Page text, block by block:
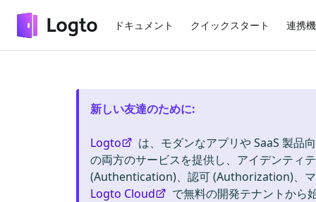
ドキュメント クイックスタート 連携
新しい友達のために:
Logto
は、モダンなアプリや SaaS 製品
の両方のサービスを提供し、アイデンティ
(Authentication)、認可 (Authorization)、
Logto Cloud
で無料の開発テナントから